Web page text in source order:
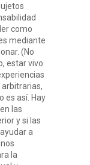
como
mediante
(No
estar vivo
es así. Hay
las
y si las
a
la